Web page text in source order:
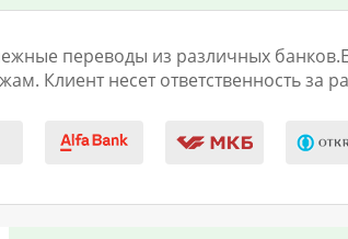
переводы из различных
Клиент несет ответственность за